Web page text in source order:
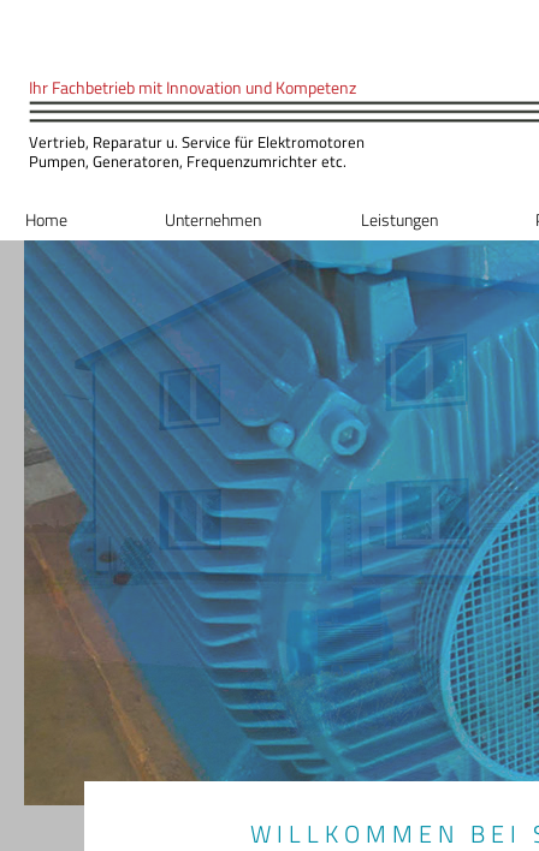
Ihr Fachbetrieb mit Innovation und Kompetenz
Vertrieb, Reparatur u. Service für Elektromotoren
Pumpen, Generatoren, Frequenzumrichter etc.
Home Unternehmen Leistungen
WILLKOMMEN BEI